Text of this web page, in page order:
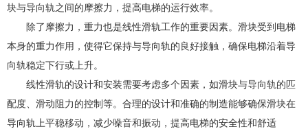
块与导向轨之间的摩擦力，提高电梯的运行效率。
除了摩擦力，重力也是线性滑轨工作的重要因素。滑块受到电梯
本身的重力作用，使得它保持与导向轨的良好接触，确保电梯沿着导
向轨稳定下行或上升。
线性滑轨的设计和安装需要考虑多个因素，如滑块与导向轨的匹
配度、滑动阻力的控制等。合理的设计和准确的制造能够确保滑块在
导向轨上平稳移动，减少噪音和振动，提高电梯的安全性和舒适